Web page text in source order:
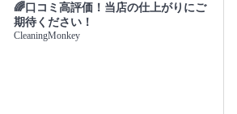
🌈口コミ高評価！当店の仕上がりにご
期待ください！
CleaningMonkey